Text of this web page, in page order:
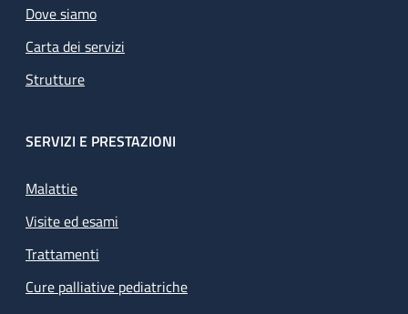
Dove siamo
Carta dei servizi
Strutture
SERVIZI E PRESTAZIONI
Malattie
Visite ed esami
Trattamenti
Cure palliative pediatriche